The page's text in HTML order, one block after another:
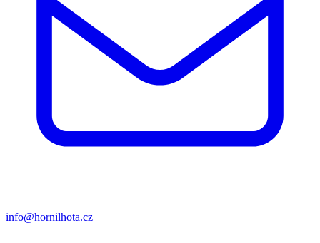
info@hornilhota.cz